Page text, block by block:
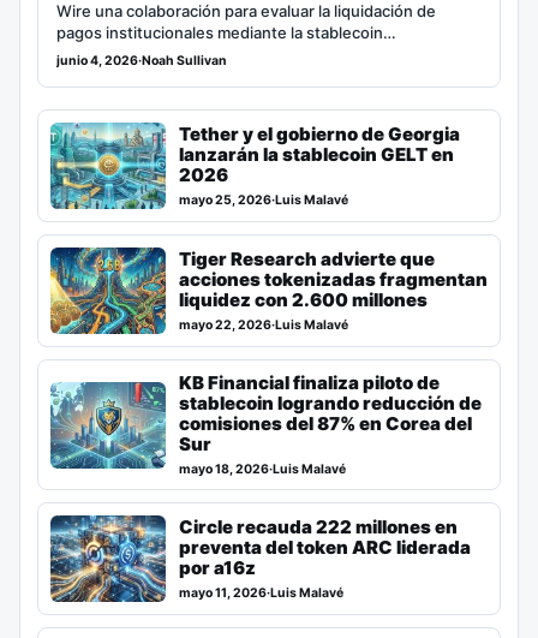
Wire una colaboración para evaluar la liquidación de
pagos institucionales mediante la stablecoin…
junio 4, 2026·Noah Sullivan
Tether y el gobierno de Georgia
lanzarán la stablecoin GELT en
2026
mayo 25, 2026·Luis Malavé
Tiger Research advierte que
acciones tokenizadas fragmentan
liquidez con 2.600 millones
mayo 22, 2026·Luis Malavé
KB Financial finaliza piloto de
stablecoin logrando reducción de
comisiones del 87% en Corea del
Sur
mayo 18, 2026·Luis Malavé
Circle recauda 222 millones en
preventa del token ARC liderada
por a16z
mayo 11, 2026·Luis Malavé